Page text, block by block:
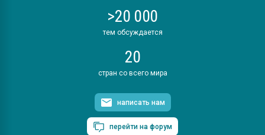
>20 000
тем обсуждается
20
стран со всего мира
написать нам
перейти на форум